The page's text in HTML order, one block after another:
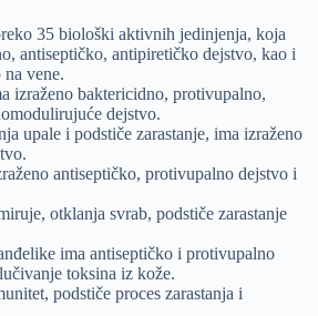
35 biološki aktivnih jedinjenja, koja
antiseptičko, antipiretičko dejstvo, kao i
vene.
izraženo baktericidno, protivupalno,
dejstvo.
upale i podstiče zarastanje, ima izraženo
antiseptičko, protivupalno dejstvo i
otklanja svrab, podstiče zarastanje
ima antiseptičko i protivupalno
toksina iz kože.
podstiče proces zarastanja i